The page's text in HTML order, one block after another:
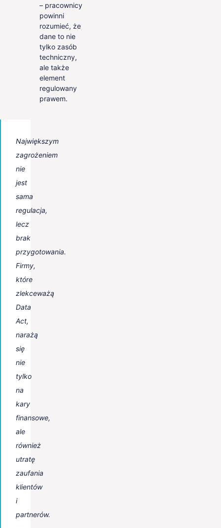
– pracownicy
powinni
rozumieć, że
dane to nie
tylko zasób
techniczny,
ale także
element
regulowany
prawem.
Największym
zagrożeniem
nie
jest
sama
regulacja,
lecz
brak
przygotowania.
Firmy,
które
zlekceważą
Data
Act,
narażą
się
nie
tylko
na
kary
finansowe,
ale
również
utratę
zaufania
klientów
i
partnerów.